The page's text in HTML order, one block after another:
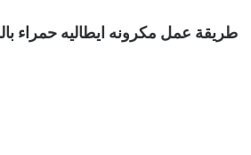
طريقة عمل مكرونه ايطاليه حمراء